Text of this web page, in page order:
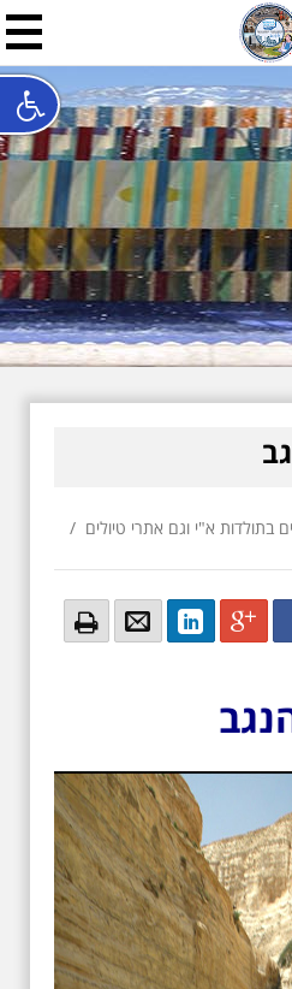
שלי
בעריכת אילן
של תל אביב ותולדות ארץ ישראל -
חייגו עכשיו:052-7747748
שלחו פנייה:ilan@mytelaviv.co.il
English עברית צור קשר
בתולדות א"י וגם אתרי טיולים /
Facebook
Google+
LinkedIn
Email
Email